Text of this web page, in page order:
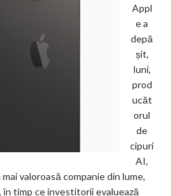
Appl
e a
depă
șit,
luni,
prod
ucăt
orul
de
cipuri
AI,
valoroasă companie din lume,
în timp ce investitorii evaluează